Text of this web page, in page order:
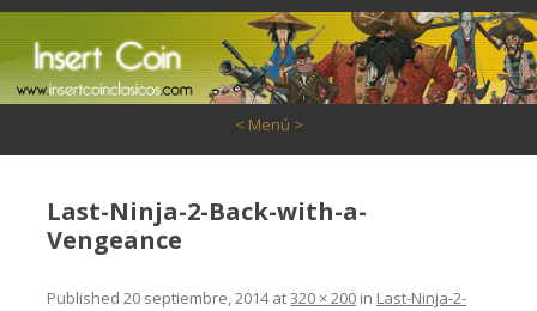
< Menú >
Last-Ninja-2-Back-with-a-
Vengeance
Published20 septiembre, 2014at320 × 200 in Last-Ninja-2-